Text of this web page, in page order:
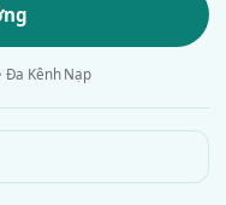
Đa Kênh Nạp